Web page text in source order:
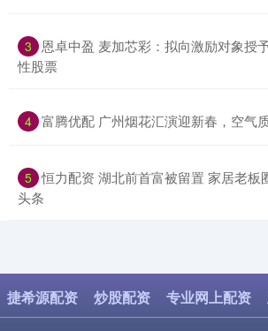
3 恩卓中盈 麦加芯彩：拟向激励对象授
性股票
4 富腾优配 广州烟花汇演迎新春，空气
5 恒力配资 湖北前首富被留置 家居老板
头条
捷希源配资 炒股配资 专业网上配资